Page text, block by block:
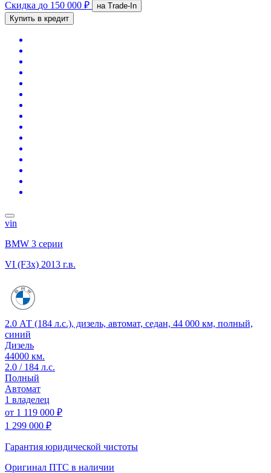
Скидка до 150 000 ₽
на Trade-In
Купить в кредит
vin
BMW 3 серии
VI (F3x) 2013 г.в.
2.0 АТ (184 л.с.), дизель, автомат, седан, 44 000 км, полный,
синий
Дизель
44000 км.
2.0 / 184 л.с.
Полный
Автомат
1 владелец
от 1 119 000 ₽
1 299 000 ₽
Гарантия юридической чистоты
Оригинал ПТС в наличии